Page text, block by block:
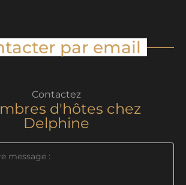
par email
Contactez
d'hôtes chez
Delphine